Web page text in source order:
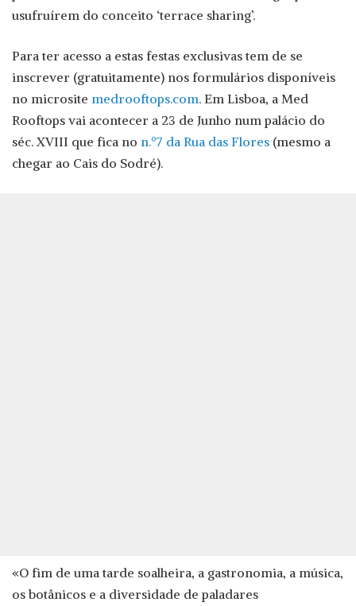
usufruírem do conceito ‘terrace sharing’.
Para ter acesso a estas festas exclusivas tem de se
inscrever (gratuitamente) nos formulários disponíveis
no microsite medrooftops.com. Em Lisboa, a Med
Rooftops vai acontecer a 23 de Junho num palácio do
séc. XVIII que fica no n.º7 da Rua das Flores (mesmo a
chegar ao Cais do Sodré).
«O fim de uma tarde soalheira, a gastronomia, a música,
os botânicos e a diversidade de paladares